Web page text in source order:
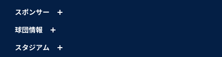
スポンサー
球団情報
スタジアム